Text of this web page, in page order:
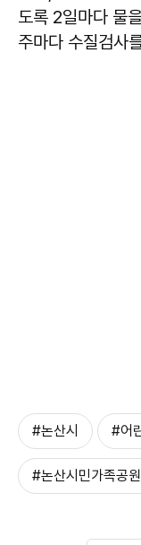
도록 2일마다 물
주마다 수질검사
#논산시 #어
#논산시민가족공